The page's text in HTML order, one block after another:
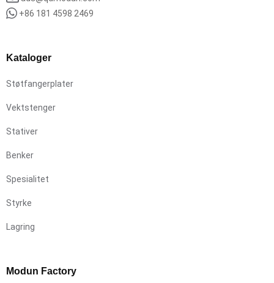
+86 181 4598 2469
Kataloger
Støtfangerplater
Vektstenger
Stativer
Benker
Spesialitet
Styrke
Lagring
Modun Factory